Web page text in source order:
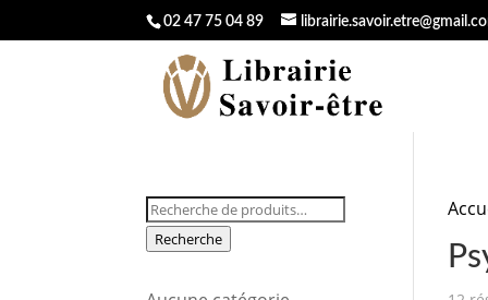
02 47 75 04 89
Recherche
pour :
Recherche